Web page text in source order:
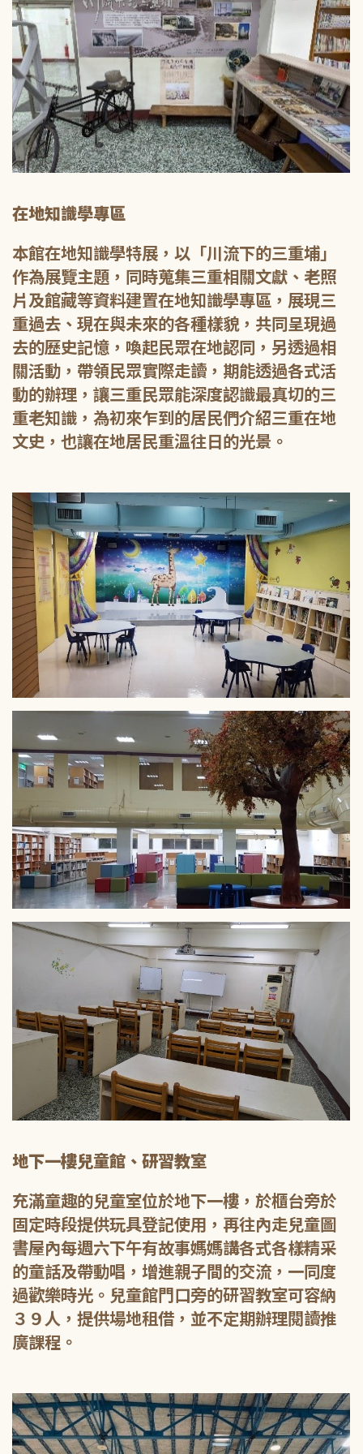
在地知識學專區
本館在地知識學特展，以「川流下的三重埔」
作為展覽主題，同時蒐集三重相關文獻、老照
片及館藏等資料建置在地知識學專區，展現三
重過去、現在與未來的各種樣貌，共同呈現過
去的歷史記憶，喚起民眾在地認同，另透過相
關活動，帶領民眾實際走讀，期能透過各式活
動的辦理，讓三重民眾能深度認識最真切的三
重老知識，為初來乍到的居民們介紹三重在地
文史，也讓在地居民重溫往日的光景。
地下一樓兒童館、研習教室
充滿童趣的兒童室位於地下一樓，於櫃台旁於
固定時段提供玩具登記使用，再往內走兒童圖
書屋內每週六下午有故事媽媽講各式各樣精采
的童話及帶動唱，增進親子間的交流，一同度
過歡樂時光。兒童館門口旁的研習教室可容納
３９人，提供場地租借，並不定期辦理閱讀推
廣課程。